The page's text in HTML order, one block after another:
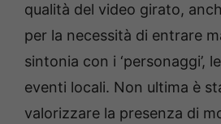
qualità del video girato,
per la necessità di entrare
sintonia con i ‘personaggi’,
eventi locali. Non ultima è
valorizzare la presenza di